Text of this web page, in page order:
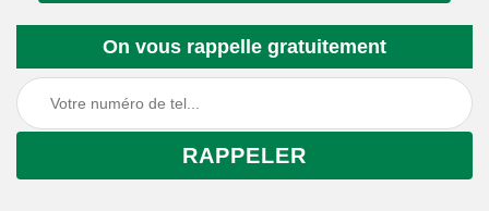
On vous rappelle gratuitement